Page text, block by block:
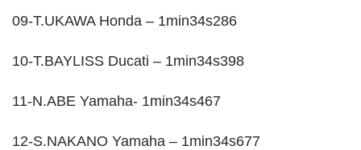
09-T.UKAWA Honda – 1min34s286
10-T.BAYLISS Ducati – 1min34s398
11-N.ABE Yamaha- 1min34s467
12-S.NAKANO Yamaha – 1min34s677